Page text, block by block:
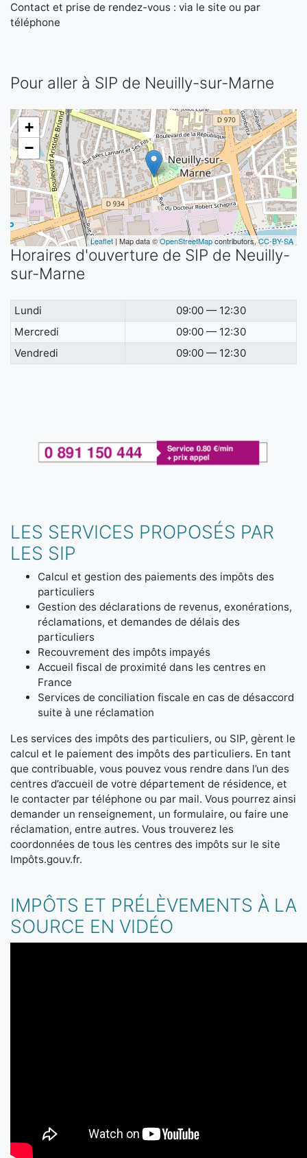
Contact et prise de rendez-vous : via le site ou par
téléphone
Pour aller à SIP de Neuilly-sur-Marne
+
−
Leaflet | Map data ©OpenStreetMapcontributors,CC-BY-SA
Horaires d'ouverture de SIP de Neuilly-
sur-Marne
Lundi
09:00 — 12:30
Mercredi
09:00 — 12:30
Vendredi
09:00 — 12:30
LES SERVICES PROPOSÉS PAR
LES SIP
Calcul et gestion des paiements des impôts des
particuliers
Gestion des déclarations de revenus, exonérations,
réclamations, et demandes de délais des
particuliers
Recouvrement des impôts impayés
Accueil fiscal de proximité dans les centres en
France
Services de conciliation fiscale en cas de désaccord
suite à une réclamation
Les services des impôts des particuliers, ou SIP, gèrent le
calcul et le paiement des impôts des particuliers. En tant
que contribuable, vous pouvez vous rendre dans l’un des
centres d’accueil de votre département de résidence, et
le contacter par téléphone ou par mail. Vous pourrez ainsi
demander un renseignement, un formulaire, ou faire une
réclamation, entre autres. Vous trouverez les
coordonnées de tous les centres des impôts sur le site
Impôts.gouv.fr.
IMPÔTS ET PRÉLÈVEMENTS À LA
SOURCE EN VIDÉO